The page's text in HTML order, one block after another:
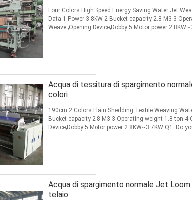
Four Colors High Speed Energy Saving Water Jet
Data 1 Power 3.8KW 2 Bucket capacity 2.8 M3 3
Weave ;Opening Device;Dobby 5 Motor power
Acqua di tessitura di spargimento
colori
190cm 2 Colors Plain Shedding Textile Weaving
Bucket capacity 2.8 M3 3 Operating weight 1.8 ton 4
Device;Dobby 5 Motor power 2.8KW~3.7KW Q1. Do
Acqua di spargimento normale Jet
telaio